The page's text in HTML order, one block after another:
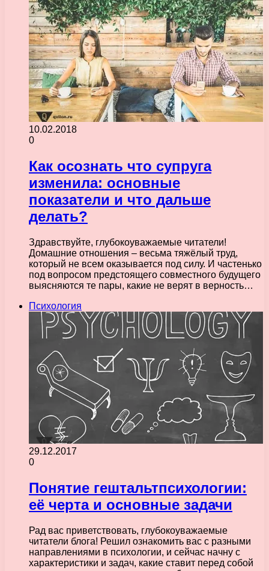
10.02.2018
0
Как осознать что супруга
изменила: основные
показатели и что дальше
делать?
Здравствуйте, глубокоуважаемые читатели!
Домашние отношения – весьма тяжёлый труд,
который не всем оказывается под силу. И частенько
под вопросом предстоящего совместного будущего
выясняются те пары, какие не верят в верность…
Психология
29.12.2017
0
Понятие гештальтпсихологии:
её черта и основные задачи
Рад вас приветствовать, глубокоуважаемые
читатели блога! Решил ознакомить вас с разными
направлениями в психологии, и сейчас начну с
характеристики и задач, какие ставит перед собой